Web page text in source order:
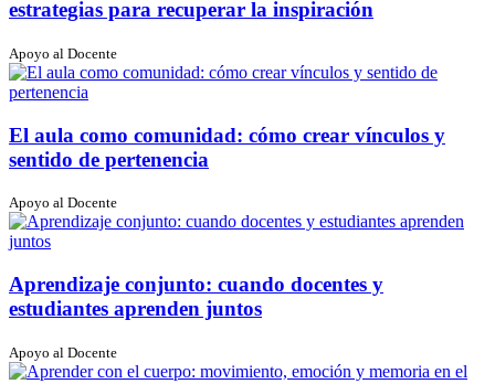
estrategias para recuperar la inspiración
Apoyo al Docente
El aula como comunidad: cómo crear vínculos y
sentido de pertenencia
Apoyo al Docente
Aprendizaje conjunto: cuando docentes y
estudiantes aprenden juntos
Apoyo al Docente